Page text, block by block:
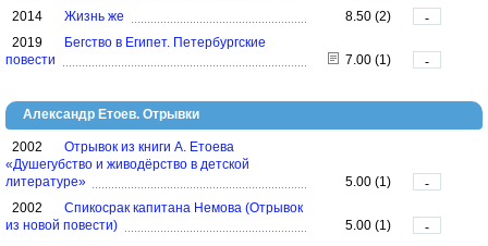
2014
Жизнь же 8.50 (2)
-
2019
Бегство в Египет. Петербургские
повести
7.00 (1) -
Александр Етоев. Отрывки
2002
Отрывок из книги А. Етоева
«Душегубство и живодёрство в детской
литературе»
5.00 (1)
-
2002
Спикосрак капитана Немова (Отрывок
из новой повести)
5.00 (1) -